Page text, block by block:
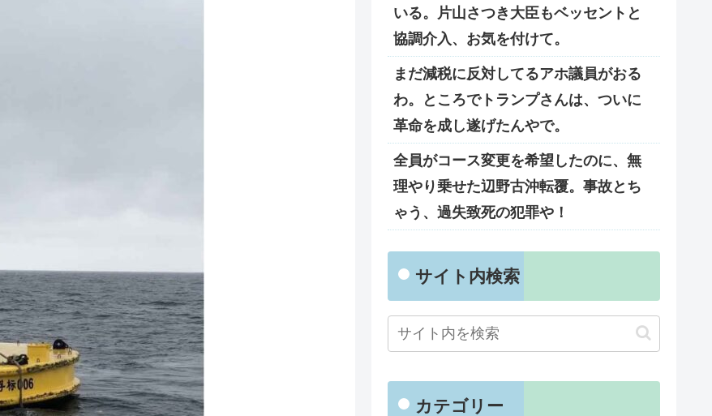
いる。片山さつき大臣もベッセントと
協調介入、お気を付けて。
まだ減税に反対してるアホ議員がおる
わ。ところでトランプさんは、ついに
革命を成し遂げたんやで。
全員がコース変更を希望したのに、無
理やり乗せた辺野古沖転覆。事故とち
ゃう、過失致死の犯罪や！
サイト内検索
カテゴリー